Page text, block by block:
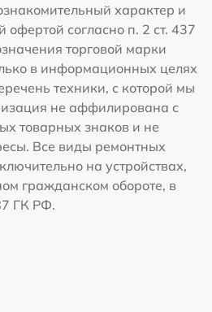
характер и
офертой согласно п. 2 ст. 437
торговой марки
в информационных целях
техники, с которой мы
не аффилирована с
товарных знаков и не
Все виды ремонтных
на устройствах,
гражданском обороте, в
ГК РФ.